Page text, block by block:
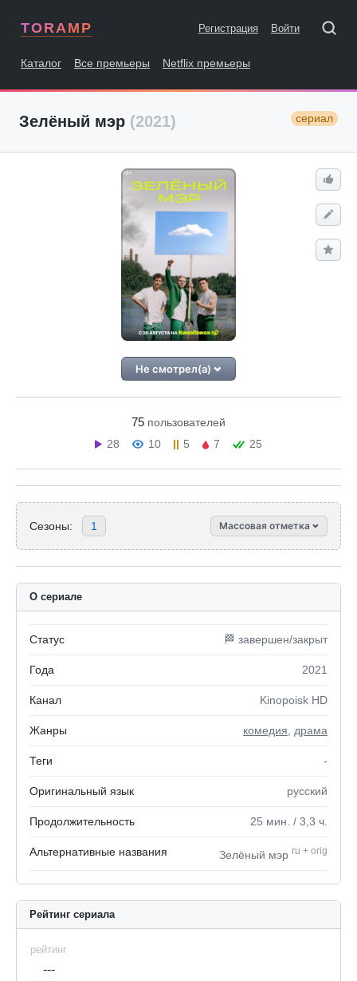
TORAMP Регистрация Войти
Каталог Все премьеры Netflix премьеры
Зелёный мэр (2021) сериал
Не смотрел(а)
75 пользователей
28
10 5 7 25
Сезоны: 1 Массовая отметка
О сериале
Статус 🏁 завершен/закрыт
Года 2021
Канал Kinopoisk HD
Жанры комедия драма
Теги -
Оригинальный язык русский
Продолжительность 25 мин. / 3,3 ч.
Альтернативные названия Зелёный мэр ru + orig
Рейтинг сериала
рейтинг
---